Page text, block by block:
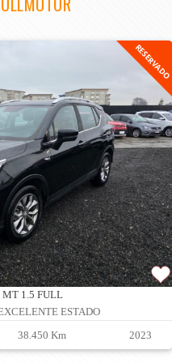
RESERVADO
MT 1.5 FULL
ESTADO
38.450 Km 2023